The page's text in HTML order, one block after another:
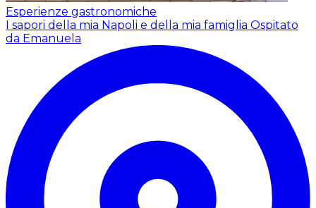
Esperienze gastronomiche
I sapori della mia Napoli e della mia famiglia Ospitato
da Emanuela